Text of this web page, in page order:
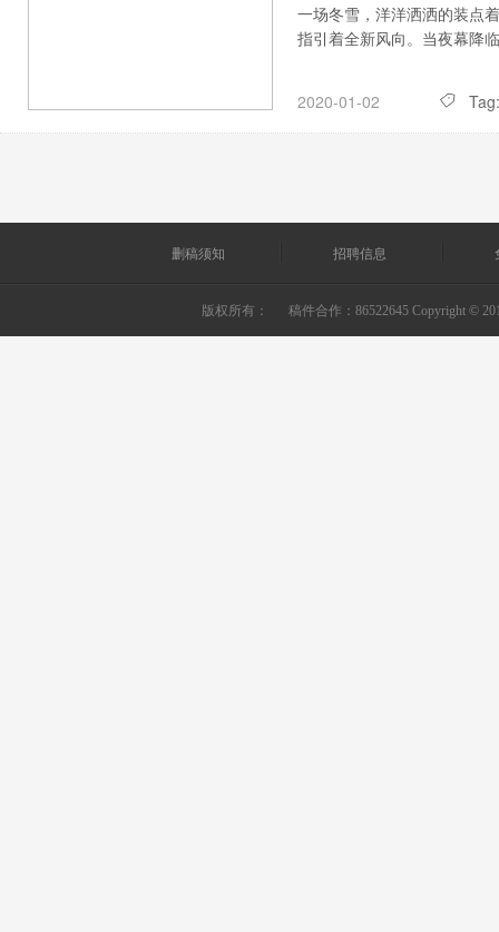
一场冬雪，洋洋洒洒的装点
指引着全新风向。当夜幕降
2020-01-02 Tag:
删稿须知 招聘信息
版权所有： 稿件合作：86522645 Copyright ©